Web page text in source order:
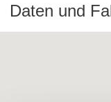
Daten und